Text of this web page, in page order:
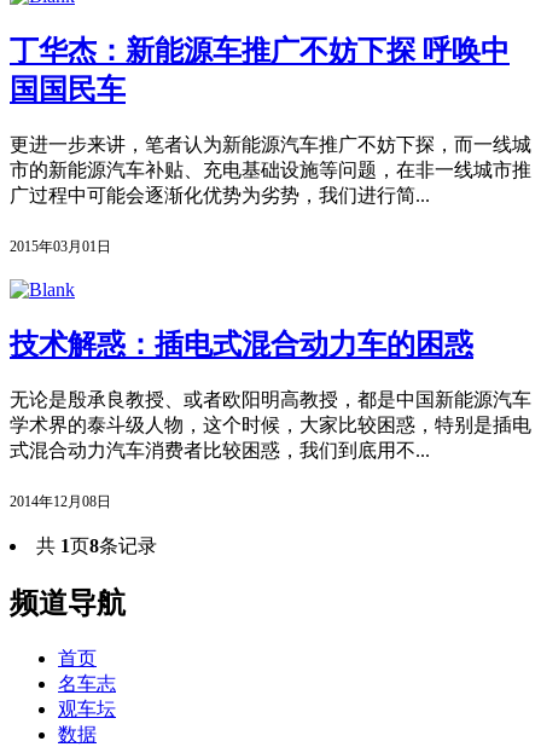
丁华杰：新能源车推广不妨下探 呼唤中
国国民车
更进一步来讲，笔者认为新能源汽车推广不妨下探，而一线城
市的新能源汽车补贴、充电基础设施等问题，在非一线城市推
广过程中可能会逐渐化优势为劣势，我们进行简...
2015年03月01日
技术解惑：插电式混合动力车的困惑
无论是殷承良教授、或者欧阳明高教授，都是中国新能源汽车
学术界的泰斗级人物，这个时候，大家比较困惑，特别是插电
式混合动力汽车消费者比较困惑，我们到底用不...
2014年12月08日
共 1页8条记录
频道导航
首页
名车志
观车坛
数据